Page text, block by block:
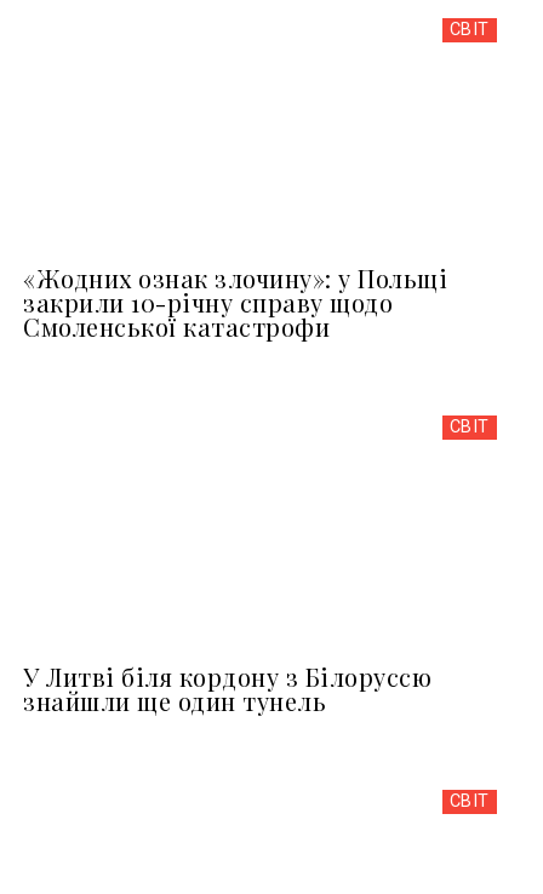
СВІТ
«Жодних ознак злочину»: у Польщі
закрили 10-річну справу щодо
Смоленської катастрофи
СВІТ
У Литві біля кордону з Білоруссю
знайшли ще один тунель
СВІТ